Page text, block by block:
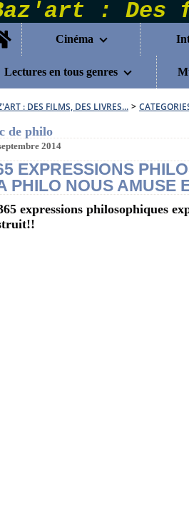
Home
Cinéma
Lectures en tous genres
: DES FILMS, DES LIVRES... >
de philo
2014
EXPRESSIONS
PHILO NOUS AMUSE